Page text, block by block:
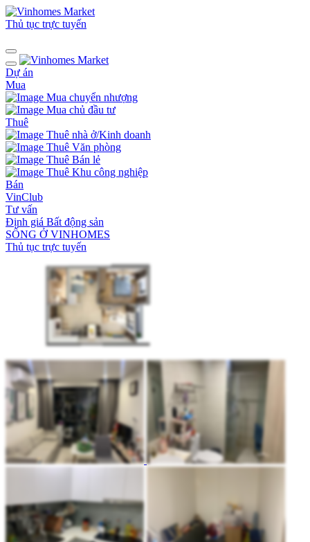
Thủ tục trực tuyến
Dự án
Mua
Mua chuyển nhượng
Mua chủ đầu tư
Thuê
Thuê nhà ở/Kinh doanh
Thuê Văn phòng
Thuê Bán lẻ
Thuê Khu công nghiệp
Bán
VinClub
Tư vấn
Định giá Bất động sản
SỐNG Ở VINHOMES
Thủ tục trực tuyến